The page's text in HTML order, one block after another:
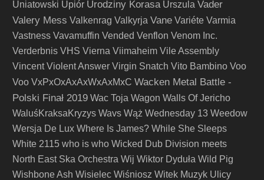
Uniatowski Upiór Urodziny Korasa Urszula Vader
Valery Mess Valkenrag Valkyrja Vane Variéte Varmia
Vastness Vavamuffin Vended Venflon Venom Inc.
Verderbnis VHS Vierna Viimaheim Vile Assembly
Vincent Violent Answer Virgin Snatch Vito Bambino Voo
Voo VxPxOxAxAxWxAxMxC Wacken Metal Battle -
Polski Finał 2019 Wac Toja Wagon Walls Of Jericho
WaluśKraksaKryzys Wavs Wąż Wednesday 13 Weedow
Wersja De Lux Where Is James? While She Sleeps
White 2115 who is who Wicked Dub Division meets
North East Ska Orchestra Wij Wiktor Dyduła Wild Pig
Wishbone Ash Wisielec Wiśniosz Witek Muzyk Ulicy